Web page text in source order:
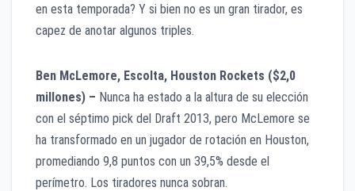
en esta temporada? Y si bien no es un gran tirador, es
capez de anotar algunos triples.
Ben McLemore, Escolta, Houston Rockets ($2,0
millones) – Nunca ha estado a la altura de su elección
con el séptimo pick del Draft 2013, pero McLemore se
ha transformado en un jugador de rotación en Houston,
promediando 9,8 puntos con un 39,5% desde el
perímetro. Los tiradores nunca sobran.